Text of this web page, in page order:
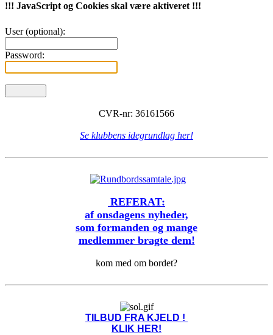
!!! JavaScript og Cookies skal være aktiveret !!!
User (optional):
Password:
CVR-nr: 36161566
Se klubbens idegrundlag her!
REFERAT:
af onsdagens nyheder,
som formanden og mange
medlemmer bragte dem!
kom med om bordet?
TILBUD FRA KJELD !
KLIK HER!